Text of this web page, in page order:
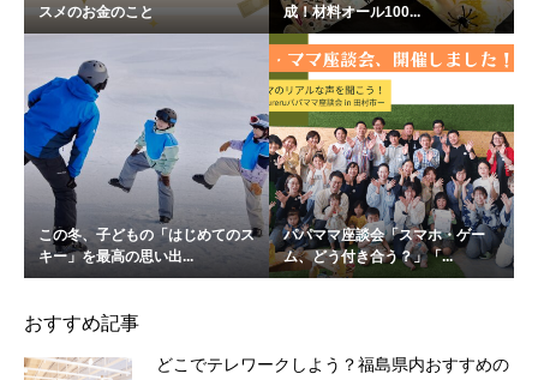
スメのお金のこと
成！材料オール100...
この冬、子どもの「はじめてのス
キー」を最高の思い出...
パパママ座談会「スマホ・ゲー
ム、どう付き合う？」「...
おすすめ記事
どこでテレワークしよう？福島県内おすすめの